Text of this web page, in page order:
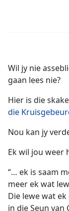
Wil jy nie
gaan lees nie?
Hier is die
die
Nou kan jy
Ek wil jou weer
“… ek is saam
meer ek wat
Die lewe wat
in die Seun van